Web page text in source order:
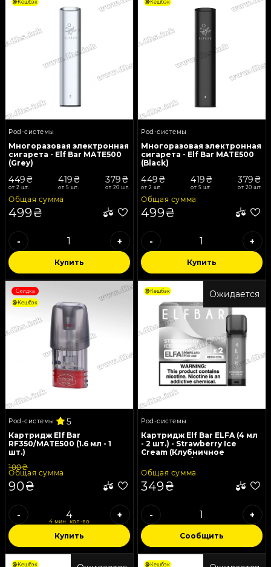
Кешбэк
Pod-системы
Многоразовая электронная
сигарета - Elf Bar MATE500
(Grey)
449₴
от 2 шт.
419₴
от 5 шт.
379₴
от 20 шт.
Общая сумма
499₴
- +
Купить
Кешбэк
Pod-системы
Многоразовая электронная
сигарета - Elf Bar MATE500
(Black)
449₴
от 2 шт.
419₴
от 5 шт.
379₴
от 20 шт.
Общая сумма
499₴
- +
Купить
Скидка
Кешбэк
Pod-системы 5
Картридж Elf Bar
RF350/MATE500 (1.6 мл - 1
шт.)
100₴
Общая сумма
90₴
-
4 мин. кол-во
+
Купить
Ожидается
Кешбэк
Pod-системы
Картридж Elf Bar ELFA (4 мл
- 2 шт.) - Strawberry Ice
Cream (Клубничное
мороженое)
Общая сумма
349₴
- +
Сообщить
Кешбэк Кешбэк